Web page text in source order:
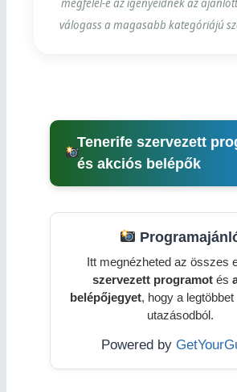
megfelel-e az igényeidnek az
válogass a magasabb kategóriájú
Tenerife szervezett
és akciós belépők
Itt megnézheted az összes
szervezett programotés
belépőjegyet, hogy a
utazásodból.
Powered by